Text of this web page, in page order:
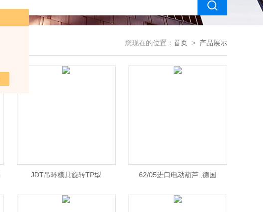
您现在的位置： 首页 > 产品展示
JDT吊环模具旋转TP型 62/05进口电动葫芦 ,德国
HADEF电动环链葫芦